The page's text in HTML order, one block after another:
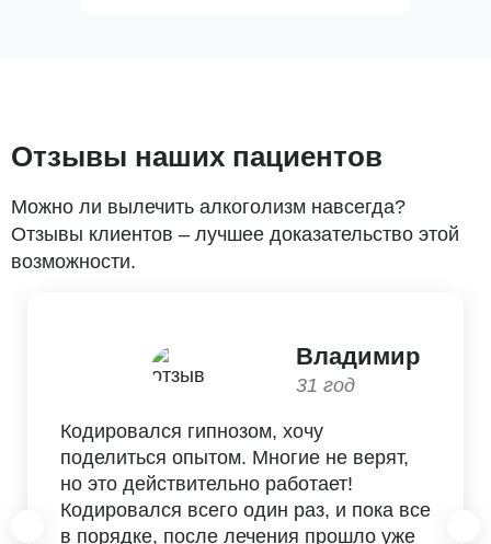
Отзывы наших пациентов
Можно ли вылечить алкоголизм навсегда?
Отзывы клиентов – лучшее доказательство этой
возможности.
Владимир
31 год
Кодировался гипнозом, хочу
поделиться опытом. Многие не верят,
но это действительно работает!
Кодировался всего один раз, и пока все
в порядке, после лечения прошло уже